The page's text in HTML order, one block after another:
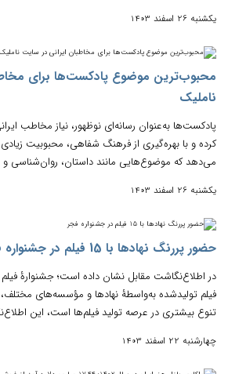
یکشنبه 26 اسفند 1403
محبوب‌ترین موضوع پادکست‌ها برای
ناملیک
پادکست‌ها به‌عنوان رسانه‌ای نوظهور، نیاز مخاطب
کرده و با بهره‌گیری از فرهنگ شفاهی، محبوبیت
می‌دهد که موضوع‌هایی مانند داستان، روان‌شناسی و
یکشنبه 26 اسفند 1403
حضور پررنگ نهادها با 15 فیلم در جشنواره فجر
فیلم تولیدشده به‌واسطۀ نهادها و مؤسسه‌های
تنوع بیشتری در عرصه تولید فیلم‌ها است، این
چهارشنبه 22 اسفند 1403